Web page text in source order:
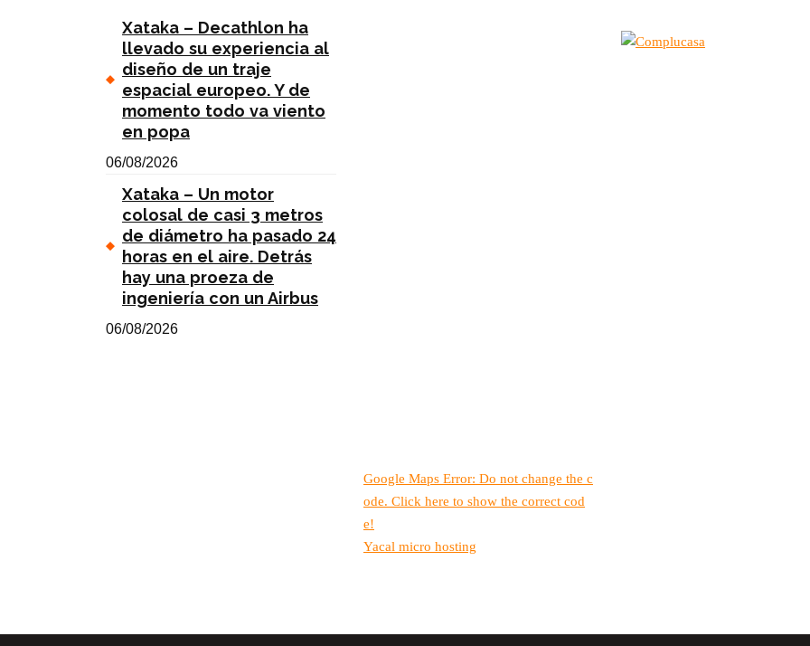
Xataka – Decathlon ha
llevado su experiencia al
diseño de un traje
espacial europeo. Y de
momento todo va viento
en popa
06/08/2026
Xataka – Un motor
colosal de casi 3 metros
de diámetro ha pasado 24
horas en el aire. Detrás
hay una proeza de
ingeniería con un Airbus
06/08/2026
Google Maps Error: Do not change the c
ode. Click here to show the correct cod
e!
Yacal micro hosting